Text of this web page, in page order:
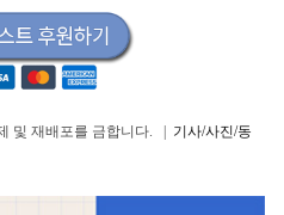
및 재배포를 금합니다. | 기사/사진/동